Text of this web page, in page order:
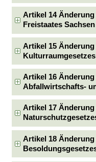
Artikel 14
Freistaates Sachsen
Artikel 15
Kulturraumgesetzes
Artikel 16
Abfallwirtschafts-
Artikel 17
Artikel 18